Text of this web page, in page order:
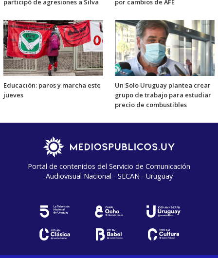
participó de agresiones a Silva
por cambios de AFE
Educación: paros y marcha este
jueves
Un Solo Uruguay plantea crear
grupo de trabajo para estudiar
precio de combustibles
Portal de contenidos del Servicio de Comunicación
Audiovisual Nacional - SECAN - Uruguay